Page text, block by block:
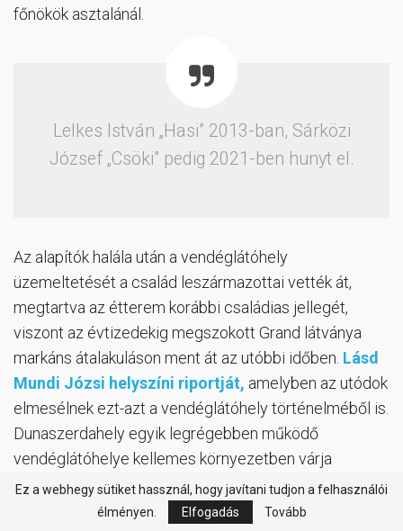
főnökök asztalánál.
Lelkes István „Hasi” 2013-ban, Sárközi
József „Csöki” pedig 2021-ben hunyt el.
Az alapítók halála után a vendéglátóhely
üzemeltetését a család leszármazottai vették át,
megtartva az étterem korábbi családias jellegét,
viszont az évtizedekig megszokott Grand látványa
markáns átalakuláson ment át az utóbbi időben. Lásd
Mundi Józsi helyszíni riportját, amelyben az utódok
elmesélnek ezt-azt a vendéglátóhely történelméből is.
Dunaszerdahely egyik legrégebben működő
vendéglátóhelye kellemes környezetben várja
vendégeit, s immár az utcafrontról is feltűnő jelenség
lett. Nemcsak a terasz, de az étterem teljes beltere
Ez a webhegy sütiket hassznál, hogy javítani tudjon a felhasználói
élményen.
Elfogadás Tovább